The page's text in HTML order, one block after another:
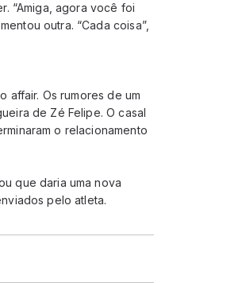
“Amiga, agora você foi
outra. “Cada coisa”,
affair. Os rumores de um
de Zé Felipe. O casal
o relacionamento
que daria uma nova
pelo atleta.